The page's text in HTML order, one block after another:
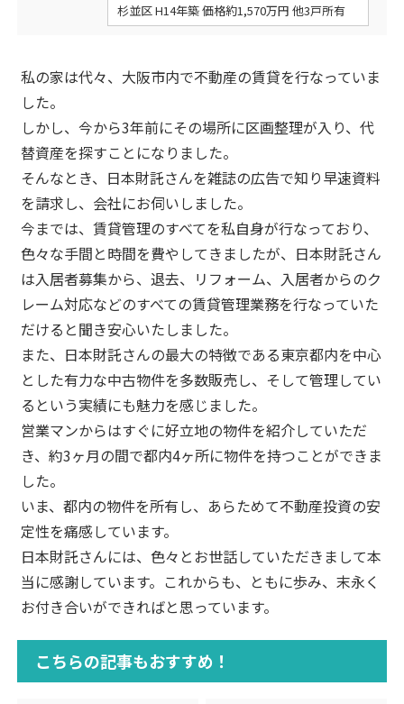
杉並区 H14年築 価格約1,570万円 他3戸所有
私の家は代々、大阪市内で不動産の賃貸を行なっていま
した。
しかし、今から3年前にその場所に区画整理が入り、代
替資産を探すことになりました。
そんなとき、日本財託さんを雑誌の広告で知り早速資料
を請求し、会社にお伺いしました。
今までは、賃貸管理のすべてを私自身が行なっており、
色々な手間と時間を費やしてきましたが、日本財託さん
は入居者募集から、退去、リフォーム、入居者からのク
レーム対応などのすべての賃貸管理業務を行なっていた
だけると聞き安心いたしました。
また、日本財託さんの最大の特徴である東京都内を中心
とした有力な中古物件を多数販売し、そして管理してい
るという実績にも魅力を感じました。
営業マンからはすぐに好立地の物件を紹介していただ
き、約3ヶ月の間で都内4ヶ所に物件を持つことができま
した。
いま、都内の物件を所有し、あらためて不動産投資の安
定性を痛感しています。
日本財託さんには、色々とお世話していただきまして本
当に感謝しています。これからも、ともに歩み、末永く
お付き合いができればと思っています。
こちらの記事もおすすめ！